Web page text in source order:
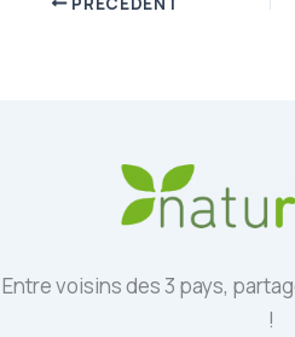
Entre voisins des 3 pays,
!